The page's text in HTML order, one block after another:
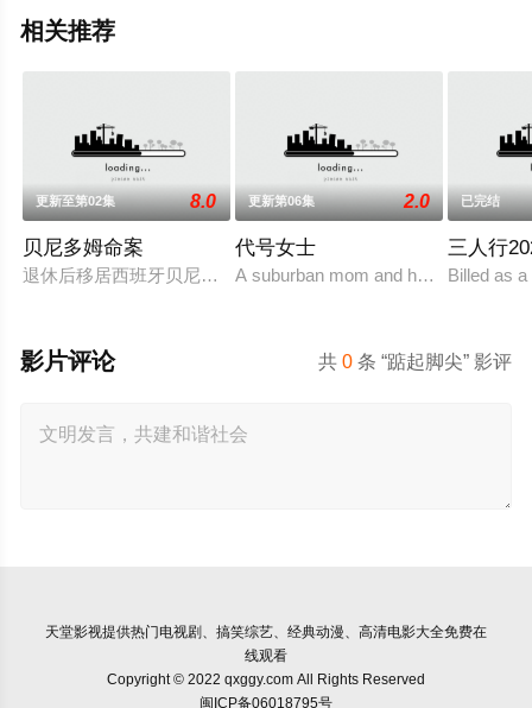
相关推荐
更新至第02集 8.0
贝尼多姆命案
退休后移居西班牙贝尼多姆经营酒吧的英国前刑警，原以为能
更新第06集 2.0
代号女士
A suburban mom and her high school
已完结
三人行
Billed as
共0 条 “踮起脚尖” 影评
影片评论
天堂影视提供热门电视剧、搞笑综艺、经典动漫、高清电影大全免费在
线观看
Copyright © 2022 qxggy.com All Rights Reserved
闽ICP备06018795号